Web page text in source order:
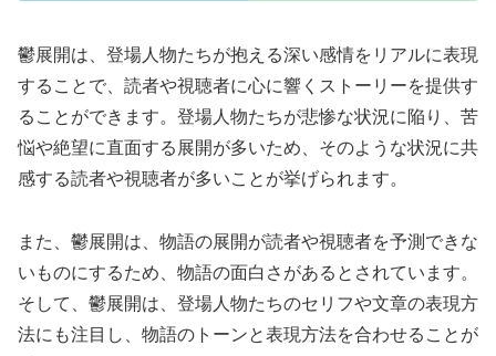
鬱展開は、登場人物たちが抱える深い感情をリアルに表現
することで、読者や視聴者に心に響くストーリーを提供す
ることができます。登場人物たちが悲惨な状況に陥り、苦
悩や絶望に直面する展開が多いため、そのような状況に共
感する読者や視聴者が多いことが挙げられます。
また、鬱展開は、物語の展開が読者や視聴者を予測できな
いものにするため、物語の面白さがあるとされています。
そして、鬱展開は、登場人物たちのセリフや文章の表現方
法にも注目し、物語のトーンと表現方法を合わせることが